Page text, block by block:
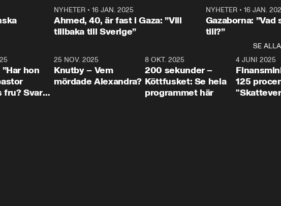
Mohamsson till svars.
Thand Ring
NYHETER• 16 JAN. 2025
Ahmed, 40, är fast i Gaza: ”Vill
tillbaka till Sverige”
NYHETER• 16 JAN.
Gazaborna:
till?”
SE ALLA
hon
fru? Svar
31:05
25 NOV. 2025
Knutby – Vem
mördade Alexandra?
4:29
8 OKT. 2025
200 sekunder –
Köttfusket: Se hela
programmet här
4 JUNI 2025
125